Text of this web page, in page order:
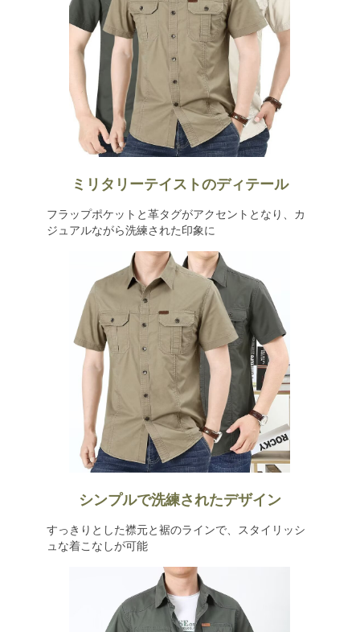
ミリタリーテイストのディテール
フラップポケットと革タグがアクセントとなり、カ
ジュアルながら洗練された印象に
シンプルで洗練されたデザイン
すっきりとした襟元と裾のラインで、スタイリッシ
ュな着こなしが可能